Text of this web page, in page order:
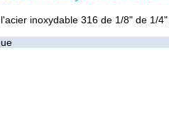
inoxydable 316 de 1/8" de 1/